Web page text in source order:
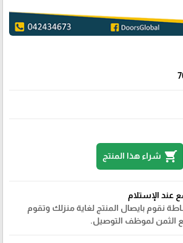
shopping_cart شراء هذا المنتج
عند الإستلام
نقوم بايصال المنتج لغاية منزلك وتقوم
الثمن لموظف التوصيل.